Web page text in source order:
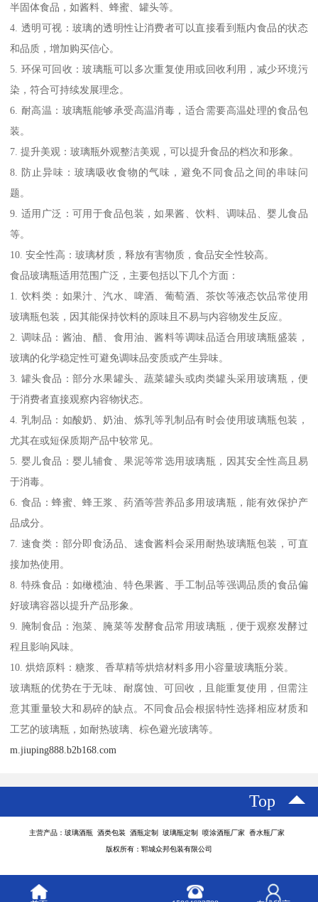
半固体食品，如酱料、蜂蜜、罐头等。
4. 透明可视：玻璃的透明性让消费者可以直接看到瓶内食品的状态
和品质，增加购买信心。
5. 环保可回收：玻璃瓶可以多次重复使用或回收利用，减少环境污
染，符合可持续发展理念。
6. 耐高温：玻璃瓶能够承受高温消毒，适合需要高温处理的食品包
装。
7. 提升美观：玻璃瓶外观整洁美观，可以提升食品的档次和形象。
8. 防止异味：玻璃吸收食物的气味，避免不同食品之间的串味问
题。
9. 适用广泛：可用于食品包装，如果酱、饮料、调味品、婴儿食品
等。
10. 安全性高：玻璃材质，释放有害物质，食品安全性较高。
食品玻璃瓶适用范围广泛，主要包括以下几个方面：
1. 饮料类：如果汁、汽水、啤酒、葡萄酒、茶饮等液态饮品常使用
玻璃瓶包装，因其能保持饮料的原味且不易与内容物发生反应。
2. 调味品：酱油、醋、食用油、酱料等调味品适合用玻璃瓶盛装，
玻璃的化学稳定性可避免调味品变质或产生异味。
3. 罐头食品：部分水果罐头、蔬菜罐头或肉类罐头采用玻璃瓶，便
于消费者直接观察内容物状态。
4. 乳制品：如酸奶、奶油、炼乳等乳制品有时会使用玻璃瓶包装，
尤其在或短保质期产品中较常见。
5. 婴儿食品：婴儿辅食、果泥等常选用玻璃瓶，因其安全性高且易
于消毒。
6. 食品：蜂蜜、蜂王浆、药酒等营养品多用玻璃瓶，能有效保护产
品成分。
7. 速食类：部分即食汤品、速食酱料会采用耐热玻璃瓶包装，可直
接加热使用。
8. 特殊食品：如橄榄油、特色果酱、手工制品等强调品质的食品偏
好玻璃容器以提升产品形象。
9. 腌制食品：泡菜、腌菜等发酵食品常用玻璃瓶，便于观察发酵过
程且影响风味。
10. 烘焙原料：糖浆、香草精等烘焙材料多用小容量玻璃瓶分装。
玻璃瓶的优势在于无味、耐腐蚀、可回收，且能重复使用，但需注
意其重量较大和易碎的缺点。不同食品会根据特性选择相应材质和
工艺的玻璃瓶，如耐热玻璃、棕色避光玻璃等。
m.jiuping888.b2b168.com
Top
主营产品：玻璃酒瓶 酒类包装 酒瓶定制 玻璃瓶定制 喷涂酒瓶厂家 香水瓶厂家
版权所有：郓城众邦包装有限公司